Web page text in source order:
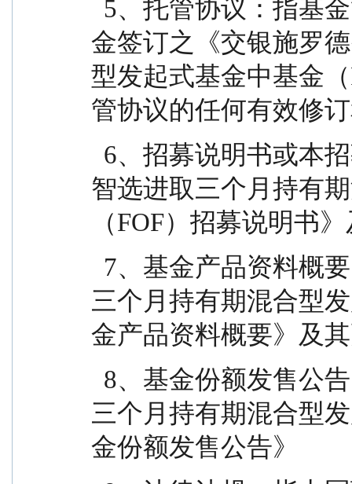
金签订之《交银施罗
型发起式基金中基金
管协议的任何有效修
智选进取三个月持有
（FOF）招募说明书
三个月持有期混合型
金产品资料概要》及
三个月持有期混合型
金份额发售公告》